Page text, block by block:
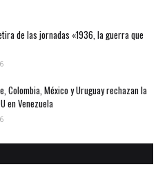
de las jornadas «1936, la guerra que
Colombia, México y Uruguay rechazan la
en Venezuela